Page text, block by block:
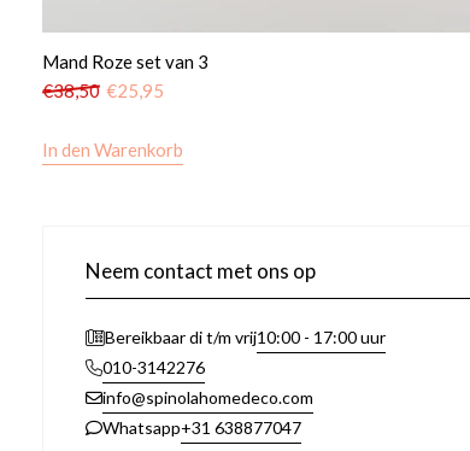
Mand Roze set van 3
€38,50 €25,95
In den Warenkorb
Neem contact met ons op
Bereikbaar di t/m vrij10:00 - 17:00 uur
010-3142276
info@spinolahomedeco.com
Whatsapp+31 638877047